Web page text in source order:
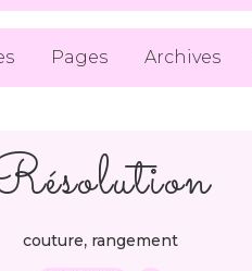
Pages Archives
couture, rangement